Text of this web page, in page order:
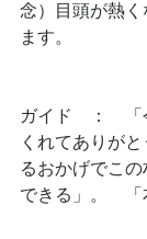
念）目頭が熱
ます。
ガイド　：　
くれてありが
るおかげでこ
できる」。　「